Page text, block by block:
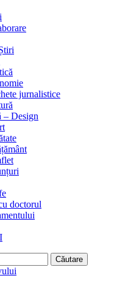
jurnalistice
– Design
doctorul